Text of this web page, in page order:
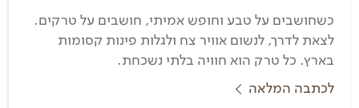
כשחושבים על טבע וחופש אמיתי, חושבים על טרקים.
לצאת לדרך, לנשום אוויר צח ולגלות פינות קסומות
בארץ. כל טרק הוא חוויה בלתי נשכחת.
לכתבה המלאה